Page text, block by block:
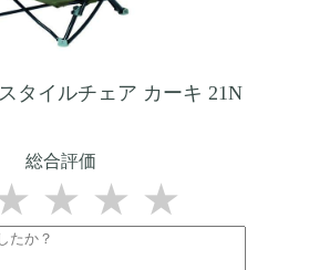
タイルチェア カーキ 21N
総合評価
★
★
★